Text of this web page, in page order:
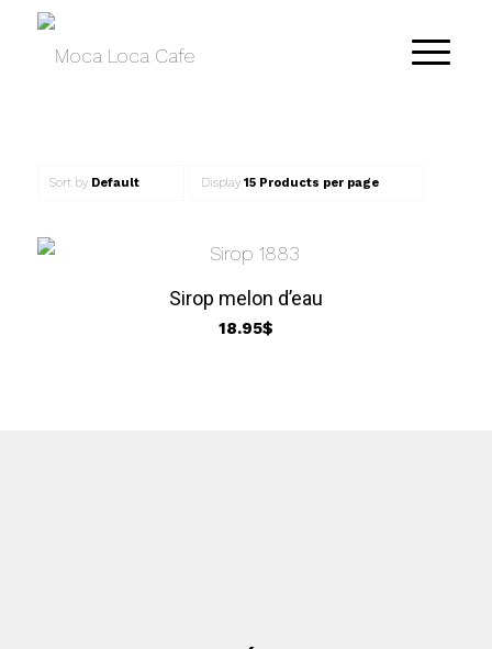
Sort by Default Display 15 Products per page
Sirop melon d’eau
18.95$